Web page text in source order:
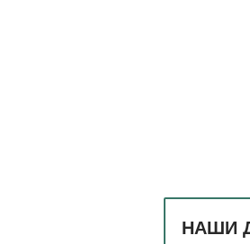
НАШИ